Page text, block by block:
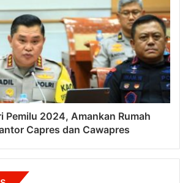
Pemilu 2024, Amankan Rumah
Capres dan Cawapres